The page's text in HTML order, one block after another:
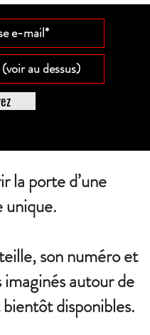
la porte d’une
unique.
son numéro et
autour de
disponibles.